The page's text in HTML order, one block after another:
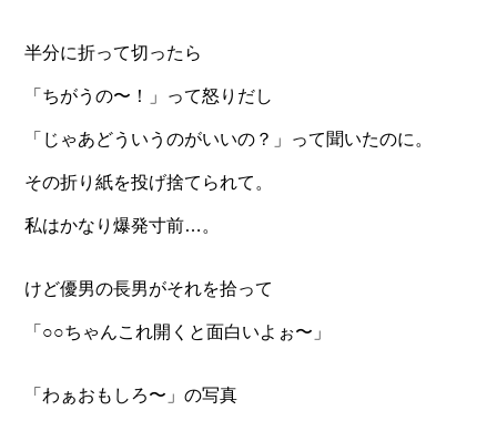
半分に折って切ったら
「ちがうの〜！」って怒りだし
「じゃあどういうのがいいの？」って聞いたのに。
その折り紙を投げ捨てられて。
私はかなり爆発寸前…。
けど優男の長男がそれを拾って
「○○ちゃんこれ開くと面白いよぉ〜」
「わぁおもしろ〜」の写真